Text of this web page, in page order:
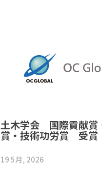
土木学会 国際貢献賞
賞・技術功労賞 受賞
19 5月, 2026